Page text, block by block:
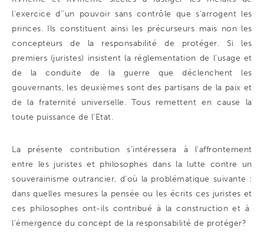
l’exercice d’’un pouvoir sans contrôle que s’arrogent les
princes. Ils constituent ainsi les précurseurs mais non les
concepteurs de la responsabilité de protéger. Si les
premiers (juristes) insistent la réglementation de l’usage et
de la conduite de la guerre que déclenchent les
gouvernants, les deuxièmes sont des partisans de la paix et
de la fraternité universelle. Tous remettent en cause la
toute puissance de l’Etat.
La présente contribution s’intéressera à l’affrontement
entre les juristes et philosophes dans la lutte contre un
souverainisme outrancier, d’où la problématique suivante :
dans quelles mesures la pensée ou les écrits ces juristes et
ces philosophes ont-ils contribué à la construction et à
l’émergence du concept de la responsabilité de protéger?